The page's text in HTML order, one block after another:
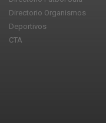
Directorio Organismos
Deportivos
CTA